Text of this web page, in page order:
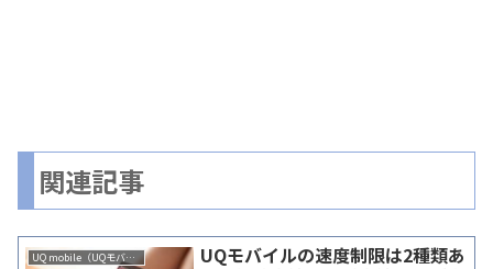
関連記事
UQ mobile（UQモバイル）
UQモバイルの速度制限は2種類あ